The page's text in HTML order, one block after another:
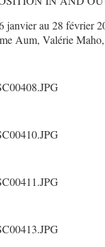
janvier au 28 février
Aum, Valérie